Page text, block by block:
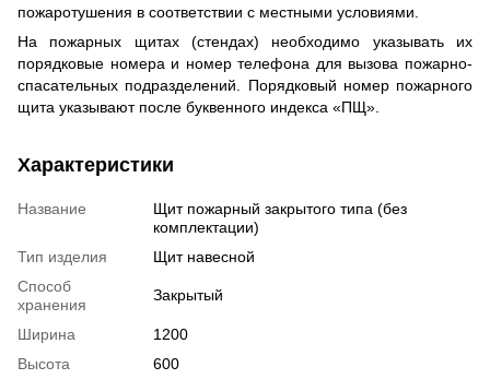
пожаротушения в соответствии с местными условиями.
На пожарных щитах (стендах) необходимо указывать их
порядковые номера и номер телефона для вызова пожарно-
спасательных подразделений. Порядковый номер пожарного
щита указывают после буквенного индекса «ПЩ».
Характеристики
Название
Щит пожарный закрытого типа (без
комплектации)
Тип изделия
Щит навесной
Способ
хранения
Закрытый
Ширина
1200
Высота
600